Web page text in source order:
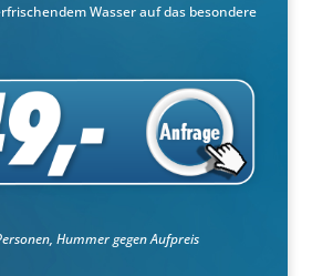
Wasser auf das besondere
Hummer gegen Aufpreis